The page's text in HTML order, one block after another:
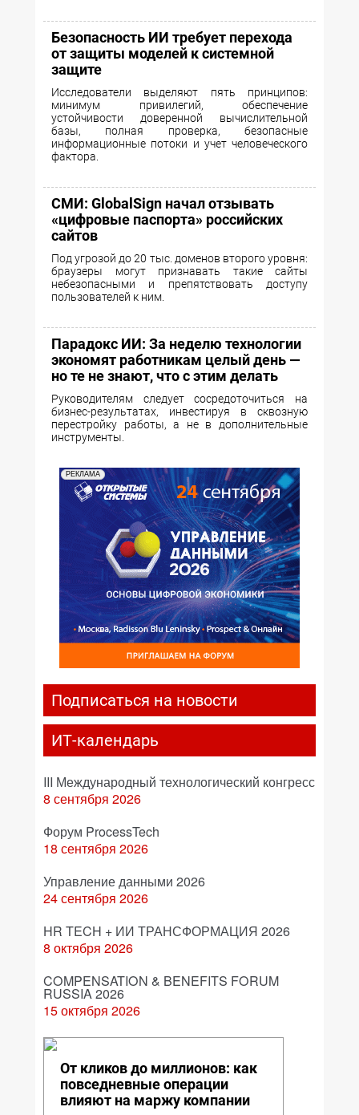
Безопасность ИИ требует перехода
от защиты моделей к системной
защите
Исследователи выделяют пять принципов:
минимум привилегий, обеспечение
устойчивости доверенной вычислительной
базы, полная проверка, безопасные
информационные потоки и учет человеческого
фактора.
СМИ: GlobalSign начал отзывать
«цифровые паспорта» российских
сайтов
Под угрозой до 20 тыс. доменов второго уровня:
браузеры могут признавать такие сайты
небезопасными и препятствовать доступу
пользователей к ним.
Парадокс ИИ: За неделю технологии
экономят работникам целый день —
но те не знают, что с этим делать
Руководителям следует сосредоточиться на
бизнес-результатах, инвестируя в сквозную
перестройку работы, а не в дополнительные
инструменты.
РЕКЛАМА
Подписаться на новости
ИТ-календарь
III Международный технологический конгресс
8 сентября 2026
Форум ProcessTech
18 сентября 2026
Управление данными 2026
24 сентября 2026
HR TECH + ИИ ТРАНСФОРМАЦИЯ 2026
8 октября 2026
COMPENSATION & BENEFITS FORUM
RUSSIA 2026
15 октября 2026
От кликов до миллионов: как
повседневные операции
влияют на маржу компании